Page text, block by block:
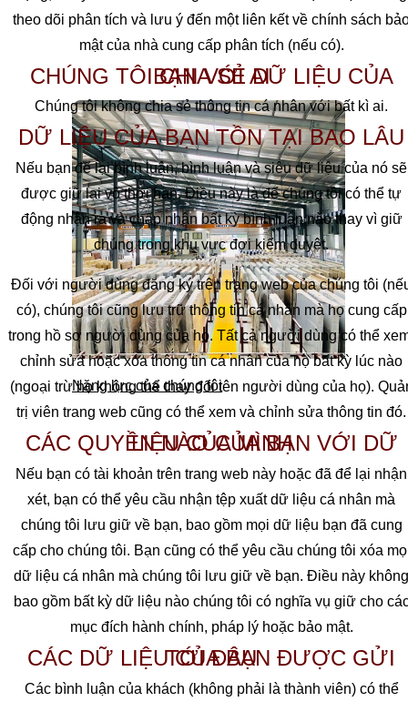
Năng lực của chúng tôi
theo dõi phân tích và lưu ý đến một liên kết về chính sách
mật của nhà cung cấp phân tích (nếu có).
CHÚNG TÔI CHIA SẺ DỮ LIỆU CỦA BẠN VỚI AI
Chúng tôi không chia sẻ thông tin cá nhân với bất kì ai.
DỮ LIỆU CỦA BẠN TỒN TẠI BAO LÂU
Nếu bạn để lại bình luận, bình luận và siêu dữ liệu của nó sẽ
được giữ lại vô thời hạn. Điều này là để chúng tôi có thể tự
động nhận ra và chấp nhận bất kỳ bình luận nào thay vì giữ
chúng trong khu vực đợi kiểm duyệt.
Đối với người dùng đăng ký trên trang web của chúng tôi
có), chúng tôi cũng lưu trữ thông tin cá nhân mà họ cung cấp
trong hồ sơ người dùng của họ. Tất cả người dùng có thể
chỉnh sửa hoặc xóa thông tin cá nhân của họ bất kỳ lúc nào
(ngoại trừ họ không thể thay đổi tên người dùng của họ).
trị viên trang web cũng có thể xem và chỉnh sửa thông tin đó.
CÁC QUYỀN NÀO CỦA BẠN VỚI DỮ LIỆU CỦA MÌNH
Nếu bạn có tài khoản trên trang web này hoặc đã để lại nhận
xét, bạn có thể yêu cầu nhận tệp xuất dữ liệu cá nhân mà
chúng tôi lưu giữ về bạn, bao gồm mọi dữ liệu bạn đã cung
cấp cho chúng tôi. Bạn cũng có thể yêu cầu chúng tôi xóa
dữ liệu cá nhân mà chúng tôi lưu giữ về bạn. Điều này không
bao gồm bất kỳ dữ liệu nào chúng tôi có nghĩa vụ giữ cho
mục đích hành chính, pháp lý hoặc bảo mật.
CÁC DỮ LIỆU CỦA BẠN ĐƯỢC GỬI TỚI ĐÂU
Các bình luận của khách (không phải là thành viên) có thể